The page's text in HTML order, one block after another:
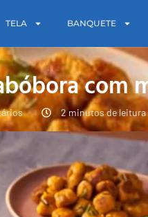
TELA BANQUETE
com
2 minutos de leitura